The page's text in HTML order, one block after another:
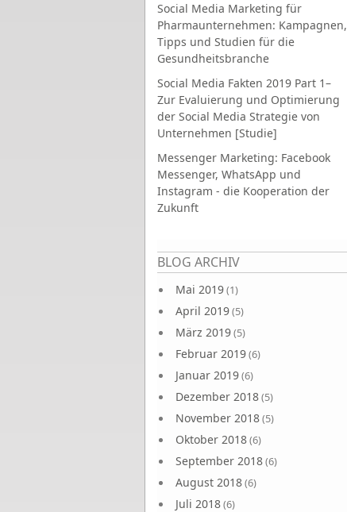
Social Media Marketing für
Pharmaunternehmen: Kampagnen,
Tipps und Studien für die
Gesundheitsbranche
Social Media Fakten 2019 Part 1–
Zur Evaluierung und Optimierung
der Social Media Strategie von
Unternehmen [Studie]
Messenger Marketing: Facebook
Messenger, WhatsApp und
Instagram - die Kooperation der
Zukunft
BLOG ARCHIV
Mai 2019(1)
April 2019(5)
März 2019(5)
Februar 2019(6)
Januar 2019(6)
Dezember 2018(5)
November 2018(5)
Oktober 2018(6)
September 2018(6)
August 2018(6)
Juli 2018(6)
Seiten